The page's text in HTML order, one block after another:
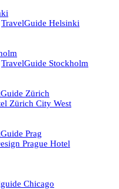
TravelGuide Helsinki
TravelGuide Stockholm
Zürich
Zürich City West
Prag
Prague Hotel
Chicago